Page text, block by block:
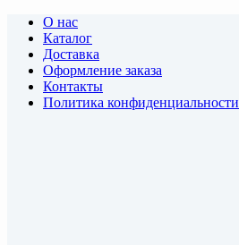
О нас
Каталог
Доставка
Оформление заказа
Контакты
Политика конфиденциальности